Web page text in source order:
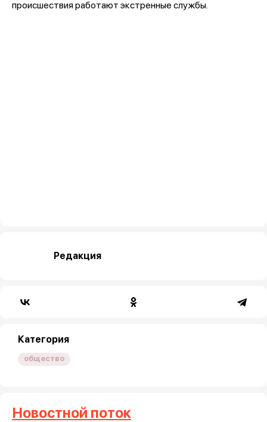
происшествия работают экстренные службы.
Редакция
Категория
общество
Новостной поток